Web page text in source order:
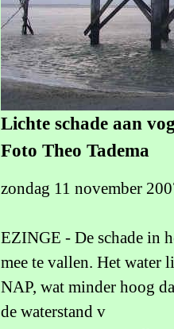
Lichte schade aan
Foto Theo Tadema
zondag 11 november
EZINGE - De schade in
mee te vallen. Het water
NAP, wat minder hoog
de waterstand v